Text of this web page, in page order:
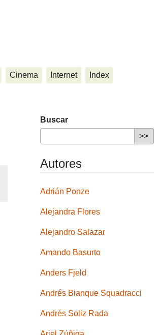
Cinema Internet Index
Buscar
Autores
Adrián Ponze
Alejandra Flores
Alejandro Salazar
Amando Basurto
Anders Fjeld
Andrés Bianque Squadracci
Andrés Soliz Rada